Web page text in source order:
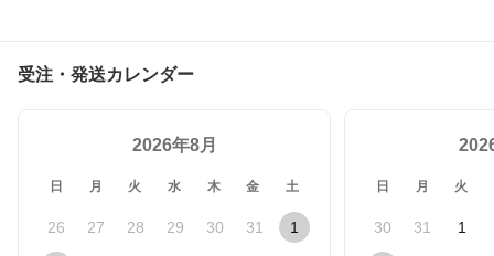
受注・発送カレンダー
2026年8月
日 月 火 水 木 金 土
26 27 28 29 30 31 1
日 月 火
30 31 1